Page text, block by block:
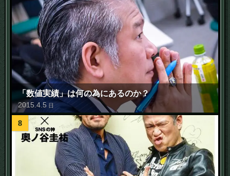
「数値実績」は何の為にあるのか？
2015 .4 .5 日
8